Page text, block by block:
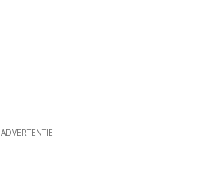
ADVERTENTIE